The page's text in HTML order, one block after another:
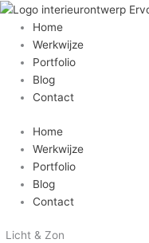
Ga
naar
inhoud
Home
Werkwijze
Portfolio
Blog
Contact
Home
Werkwijze
Portfolio
Blog
Contact
Licht & Zon